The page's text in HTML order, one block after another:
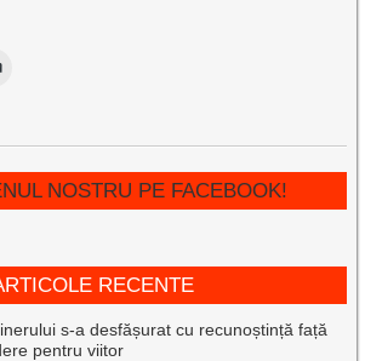
NOSTRU PE FACEBOOK!
RECENTE
s-a desfășurat cu recunoștință față
pentru viitor